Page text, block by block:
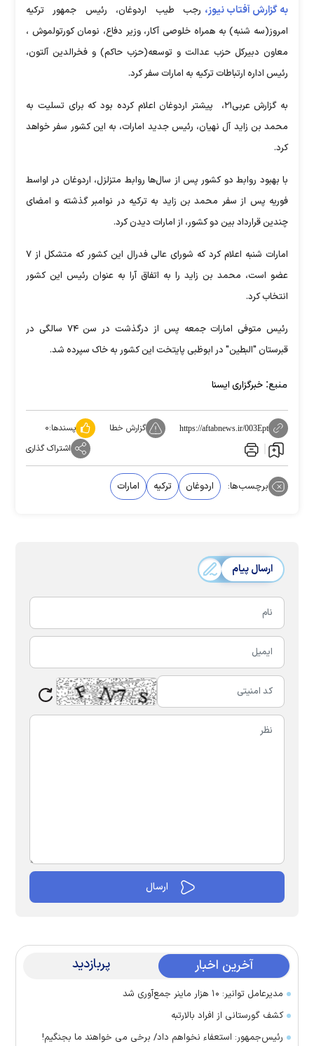
به گزارش آفتاب نیوز، رجب طیب اردوغان، رئیس جمهور ترکیه
امروز(سه شنبه) به همراه خلوصی آکار، وزیر دفاع، نومان کورتولموش ،
معاون دبیرکل حزب عدالت و توسعه(حزب حاکم) و فخرالدین آلتون،
رئیس اداره ارتباطات ترکیه به امارات سفر کرد.
به گزارش عربی۲۱،‌ پیشتر اردوغان اعلام کرده بود که برای تسلیت به
محمد بن زاید آل نهیان، رئیس جدید امارات، به این کشور سفر خواهد
کرد.
با بهبود روابط دو کشور پس از سال‌ها روابط متزلزل، اردوغان در اواسط
فوریه پس از سفر محمد بن زاید به ترکیه در نوامبر گذشته و امضای
چندین قرارداد بین دو کشور، از امارات دیدن کرد.
امارات شنبه اعلام کرد که شورای عالی فدرال این کشور که متشکل از ۷
عضو است، محمد بن زاید را به اتفاق آرا به عنوان رئیس این کشور
انتخاب کرد.
رئیس متوفی امارات جمعه پس از درگذشت در سن ۷۴ سالگی در
قبرستان "البطین" در ابوظبی پایتخت این کشور به خاک سپرده شد.
منبع: خبرگزاری ایسنا
https://aftabnews.ir/003Ept گزارش خطا پسندها:۰
اشتراک گذاری
برچسب‌ها: اردوغان ترکیه امارات
ارسال پیام
آخرین اخبار پربازدید
مدیرعامل توانیر: ۱۰ هزار ماینر جمع‌آوری شد
کشف گورستانی از افراد بالارتبه
رئیس‌جمهور: استعفاء نخواهم داد/ برخی می خواهند ما بجنگیم!